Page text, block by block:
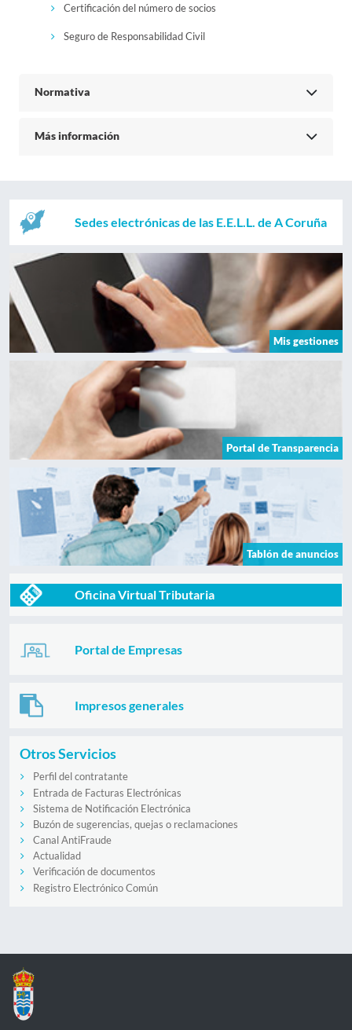
Certificación del número de socios
Seguro de Responsabilidad Civil
Normativa
Más información
Sedes electrónicas de las E.E.L.L. de A Coruña
Mis gestiones
Portal de Transparencia
Tablón de anuncios
Oficina Virtual Tributaria
Portal de Empresas
Impresos generales
Otros Servicios
Perfil del contratante
Entrada de Facturas Electrónicas
Sistema de Notificación Electrónica
Buzón de sugerencias, quejas o reclamaciones
Canal AntiFraude
Actualidad
Verificación de documentos
Registro Electrónico Común